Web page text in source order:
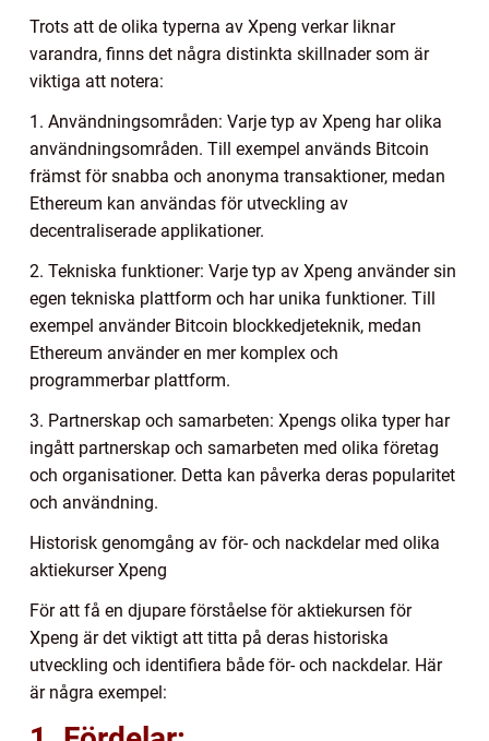
Trots att de olika typerna av Xpeng verkar liknar
varandra, finns det några distinkta skillnader som är
viktiga att notera:
1. Användningsområden: Varje typ av Xpeng har olika
användningsområden. Till exempel används Bitcoin
främst för snabba och anonyma transaktioner, medan
Ethereum kan användas för utveckling av
decentraliserade applikationer.
2. Tekniska funktioner: Varje typ av Xpeng använder sin
egen tekniska plattform och har unika funktioner. Till
exempel använder Bitcoin blockkedjeteknik, medan
Ethereum använder en mer komplex och
programmerbar plattform.
3. Partnerskap och samarbeten: Xpengs olika typer har
ingått partnerskap och samarbeten med olika företag
och organisationer. Detta kan påverka deras popularitet
och användning.
Historisk genomgång av för- och nackdelar med olika
aktiekurser Xpeng
För att få en djupare förståelse för aktiekursen för
Xpeng är det viktigt att titta på deras historiska
utveckling och identifiera både för- och nackdelar. Här
är några exempel: